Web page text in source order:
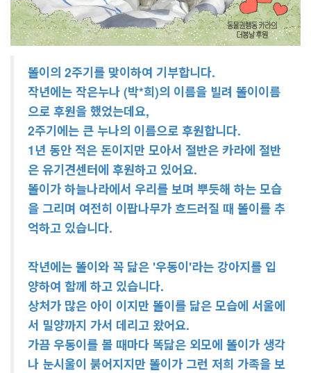
똘이의 2주기를 맞이하여 기부합니다.
작년에는 작은누나 (박*희)의 이름을 빌려 똘이이름
으로 후원을 했었는데요,
2주기에는 큰 누나의 이름으로 후원합니다.
1년 동안 적은 돈이지만 모아서 절반은 카라에 절반
은 유기견센터에 후원하고 있어요.
똘이가 하늘나라에서 우리를 보며 뿌듯해 하는 모습
을 그리며 여전히 이팝나무가 흐드러질 때 똘이를 추
억하고 있습니다.
작년에는 똘이와 꼭 닮은 '우동이'라는 강아지를 입
양하여 함께 하고 있습니다.
상처가 많은 아이 이지만 똘이를 닮은 모습에 서울에
서 밀양까지 가서 데리고 왔어요.
가끔 우동이를 볼 때마다 똑닮은 외모에 똘이가 생각
나 눈시울이 붉어지지만 똘이가 그런 저희 가족을 보